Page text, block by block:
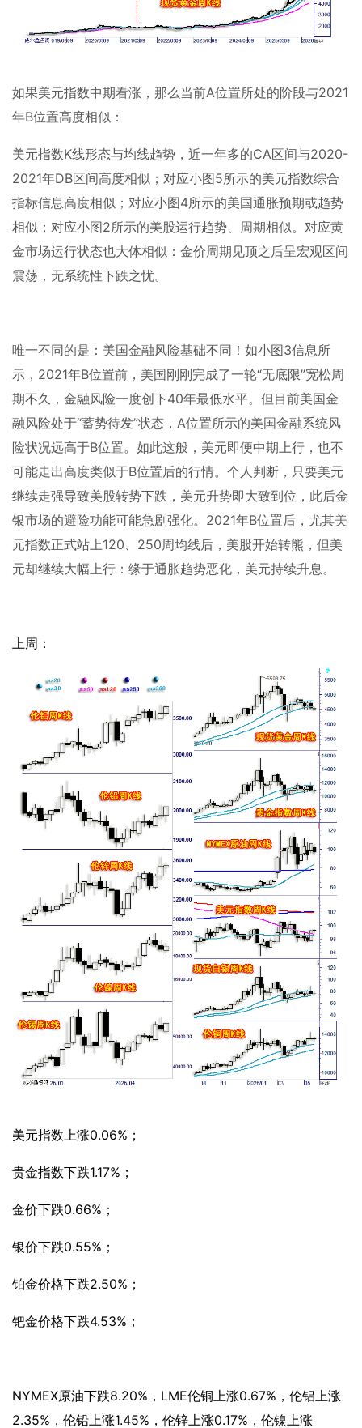
如果美元指数中期看涨，那么当前A位置所处的阶段与2021
年B位置高度相似：
美元指数K线形态与均线趋势，近一年多的CA区间与2020-
2021年DB区间高度相似；对应小图5所示的美元指数综合
指标信息高度相似；对应小图4所示的美国通胀预期或趋势
相似；对应小图2所示的美股运行趋势、周期相似。对应黄
金市场运行状态也大体相似：金价周期见顶之后呈宏观区间
震荡，无系统性下跌之忧。
唯一不同的是：美国金融风险基础不同！如小图3信息所
示， 2021年B位置前，美国刚刚完成了一轮“无底限”宽松周
期不久，金融风险一度创下40年最低水平。但目前美国金
融风险处于“蓄势待发”状态， A位置所示的美国金融系统风
险状况远高于B位置。如此这般，美元即便中期上行，也不
可能走出高度类似于B位置后的行情。个人判断，只要美元
继续走强导致美股转势下跌，美元升势即大致到位，此后金
银市场的避险功能可能急剧强化。 2021年B位置后，尤其美
元指数正式站上120 250周均线后，美股开始转熊，但美
元却继续大幅上行：缘于通胀趋势恶化，美元持续升息。
上周：
美元指数上涨0.06%；
贵金指数下跌1.17%；
金价下跌0.66%；
银价下跌0.55%；
铂金价格下跌2.50%；
钯金价格下跌4.53%；
NYMEX原油下跌8.20%，LME伦铜上涨0.67%，伦铝上涨
2.35%，伦铅上涨1.45%，伦锌上涨0.17%，伦镍上涨